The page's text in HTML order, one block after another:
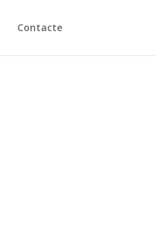
Contacte